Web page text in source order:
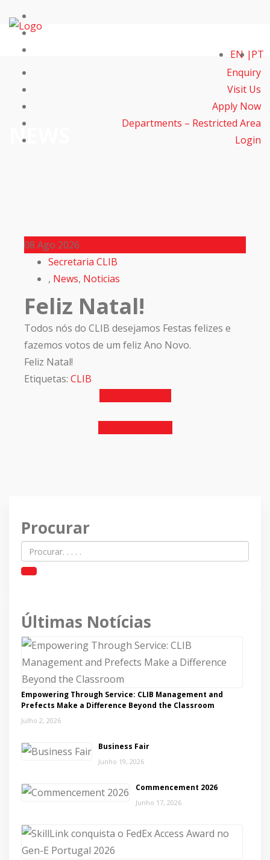
Enquiry
Visit Us
Apply Now
Departments – Restricted Area
Login
EN PT
NEWS
08 Ago 2026
Secretaria CLIB
, News, Noticias
Feliz Natal!
Todos nós do CLIB desejamos Festas felizes e
fazemos votos de um feliz Ano Novo.
Feliz Natal!
Etiquetas: CLIB
Procurar
Últimas Notícias
Empowering Through Service: CLIB Management and
Prefects Make a Difference Beyond the Classroom
Julho 2, 2026
Business Fair
Junho 19, 2026
Commencement 2026
Junho 17, 2026